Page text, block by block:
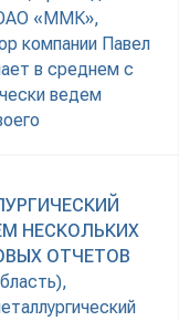
ОАО «ММК»,
компании Павел
в среднем с
ведем
НЕСКОЛЬКИХ
ОТЧЕТОВ